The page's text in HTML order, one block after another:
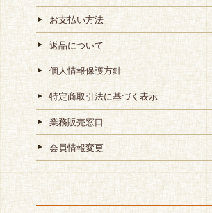
お支払い方法
返品について
個人情報保護方針
特定商取引法に基づく表示
業務販売窓口
会員情報変更